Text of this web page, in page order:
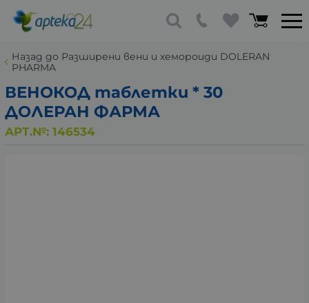
Назад до Разширени вени и хемороиди DOLERAN
PHARMA
ВЕНОКОД таблетки * 30
ДОЛЕРАН ФАРМА
АРТ.№: 146534